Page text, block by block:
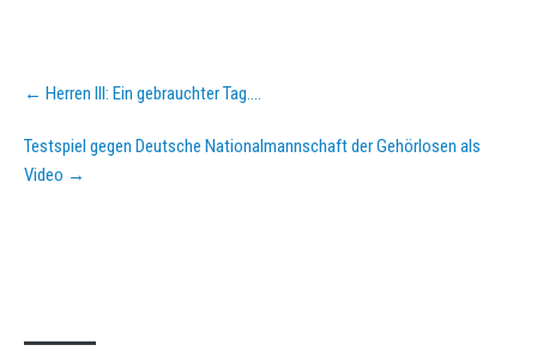
Post
navigation
← Herren III: Ein gebrauchter Tag….
Testspiel gegen Deutsche Nationalmannschaft der Gehörlosen als
Video →